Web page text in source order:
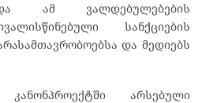
ამ ვალდებულებების
სანქციების
და მედიებს
არსებული